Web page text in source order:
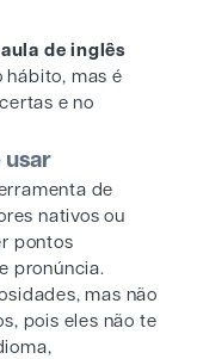
aula de inglês
hábito, mas é
e no
usar
de
nativos ou
pontos
pronúncia.
mas não
pois eles não te